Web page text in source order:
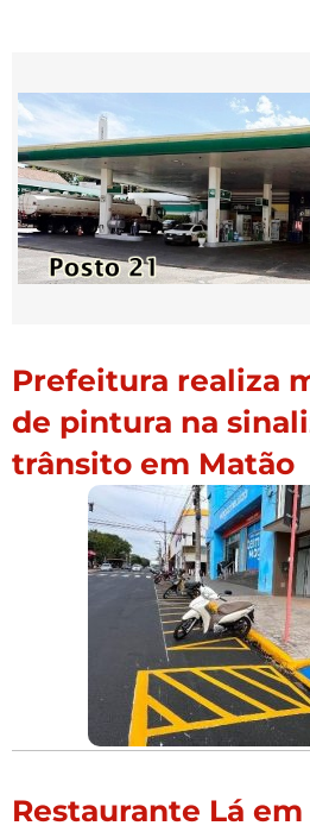
Prefeitura realiza
de pintura na
trânsito em Matão
Restaurante Lá em